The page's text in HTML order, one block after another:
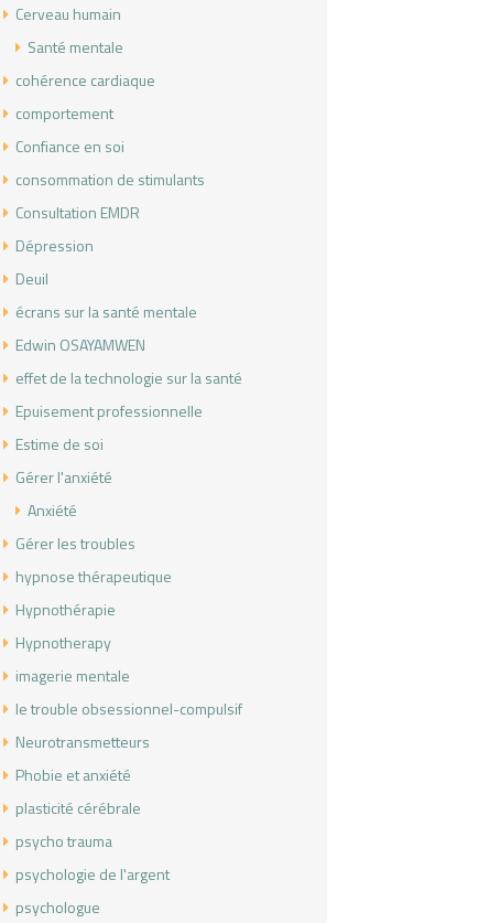
Cerveau humain
Santé mentale
cohérence cardiaque
comportement
Confiance en soi
consommation de stimulants
Consultation EMDR
Dépression
Deuil
écrans sur la santé mentale
Edwin OSAYAMWEN
effet de la technologie sur la santé
Epuisement professionnelle
Estime de soi
Gérer l'anxiété
Anxiété
Gérer les troubles
hypnose thérapeutique
Hypnothérapie
Hypnotherapy
imagerie mentale
le trouble obsessionnel-compulsif
Neurotransmetteurs
Phobie et anxiété
plasticité cérébrale
psycho trauma
psychologie de l'argent
psychologue